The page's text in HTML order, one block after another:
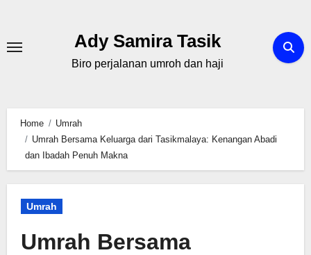
content
Ady Samira Tasik
Biro perjalanan umroh dan haji
Home
Umrah
Umrah Bersama Keluarga dari Tasikmalaya: Kenangan Abadi
dan Ibadah Penuh Makna
Umrah
Umrah Bersama